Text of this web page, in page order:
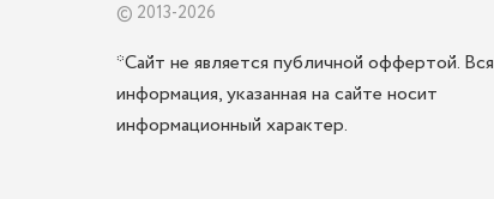
© 2013-2026
*Сайт не является публичной оффертой. Вся
информация, указанная на сайте носит
информационный характер.